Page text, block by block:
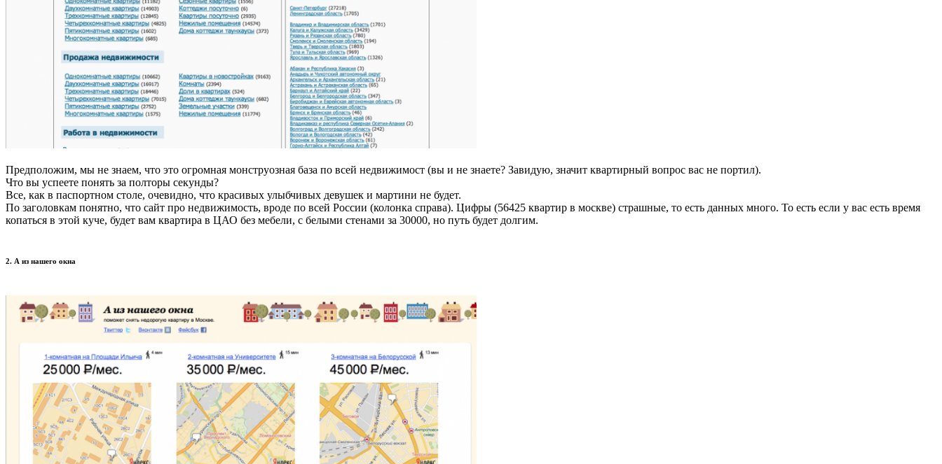
Предположим, мы не знаем, что это огромная монструозная база по всей недвижимост (вы и не знаете? Завидую, значит квартирный вопрос вас не портил).
Что вы успеете понять за полторы секунды?
Все, как в паспортном столе, очевидно, что красивых улыбчивых девушек и мартини не будет.
По заголовкам понятно, что сайт про недвижимость, вроде по всей России (колонка справа). Цифры (56425 квартир в москве) страшные, то есть данных много. То есть если у вас есть время
копаться в этой куче, будет вам квартира в ЦАО без мебели, с белыми стенами за 30000, но путь будет долгим.
2. А из нашего окна